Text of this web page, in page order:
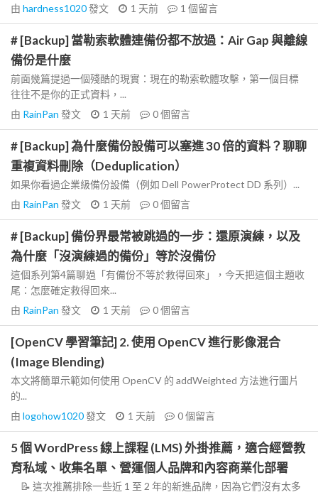
由 hardness1020發文 1 天前 1 個留言
# [Backup] 當勒索軟體連備份都不放過：Air Gap 與離線
備份是什麼
前面幾篇提過一個殘酷的現實：現在的勒索軟體攻擊，第一個目標
往往不是你的正式資料，...
由 RainPan 發文 1 天前 0個留言
# [Backup] 為什麼備份設備可以塞進 30 倍的資料？聊聊
重複資料刪除（Deduplication）
如果你看過企業級備份設備（例如 Dell PowerProtect DD 系列）...
由 RainPan 發文 1 天前 0個留言
# [Backup] 備份界最常被跳過的一步：還原演練，以及
為什麼「沒演練過的備份」等於沒備份
這個系列第4篇聊過「有備份不等於救得回來」，今天把這個主題收
尾：怎麼確定救得回來...
由 RainPan 發文 1 天前 0個留言
[OpenCV 學習筆記] 2. 使用 OpenCV 進行影像混合
(Image Blending)
本文將簡單示範如何使用 OpenCV 的 addWeighted 方法進行圖片
的...
由 logohow1020發文 1 天前 0個留言
5 個 WordPress 線上課程 (LMS) 外掛推薦，適合經營教
育私域、收集名單、營運個人品牌和內容商業化部署
📝 這次推薦排除一些近 1 至 2 年的新進品牌，因為它們沒有太多